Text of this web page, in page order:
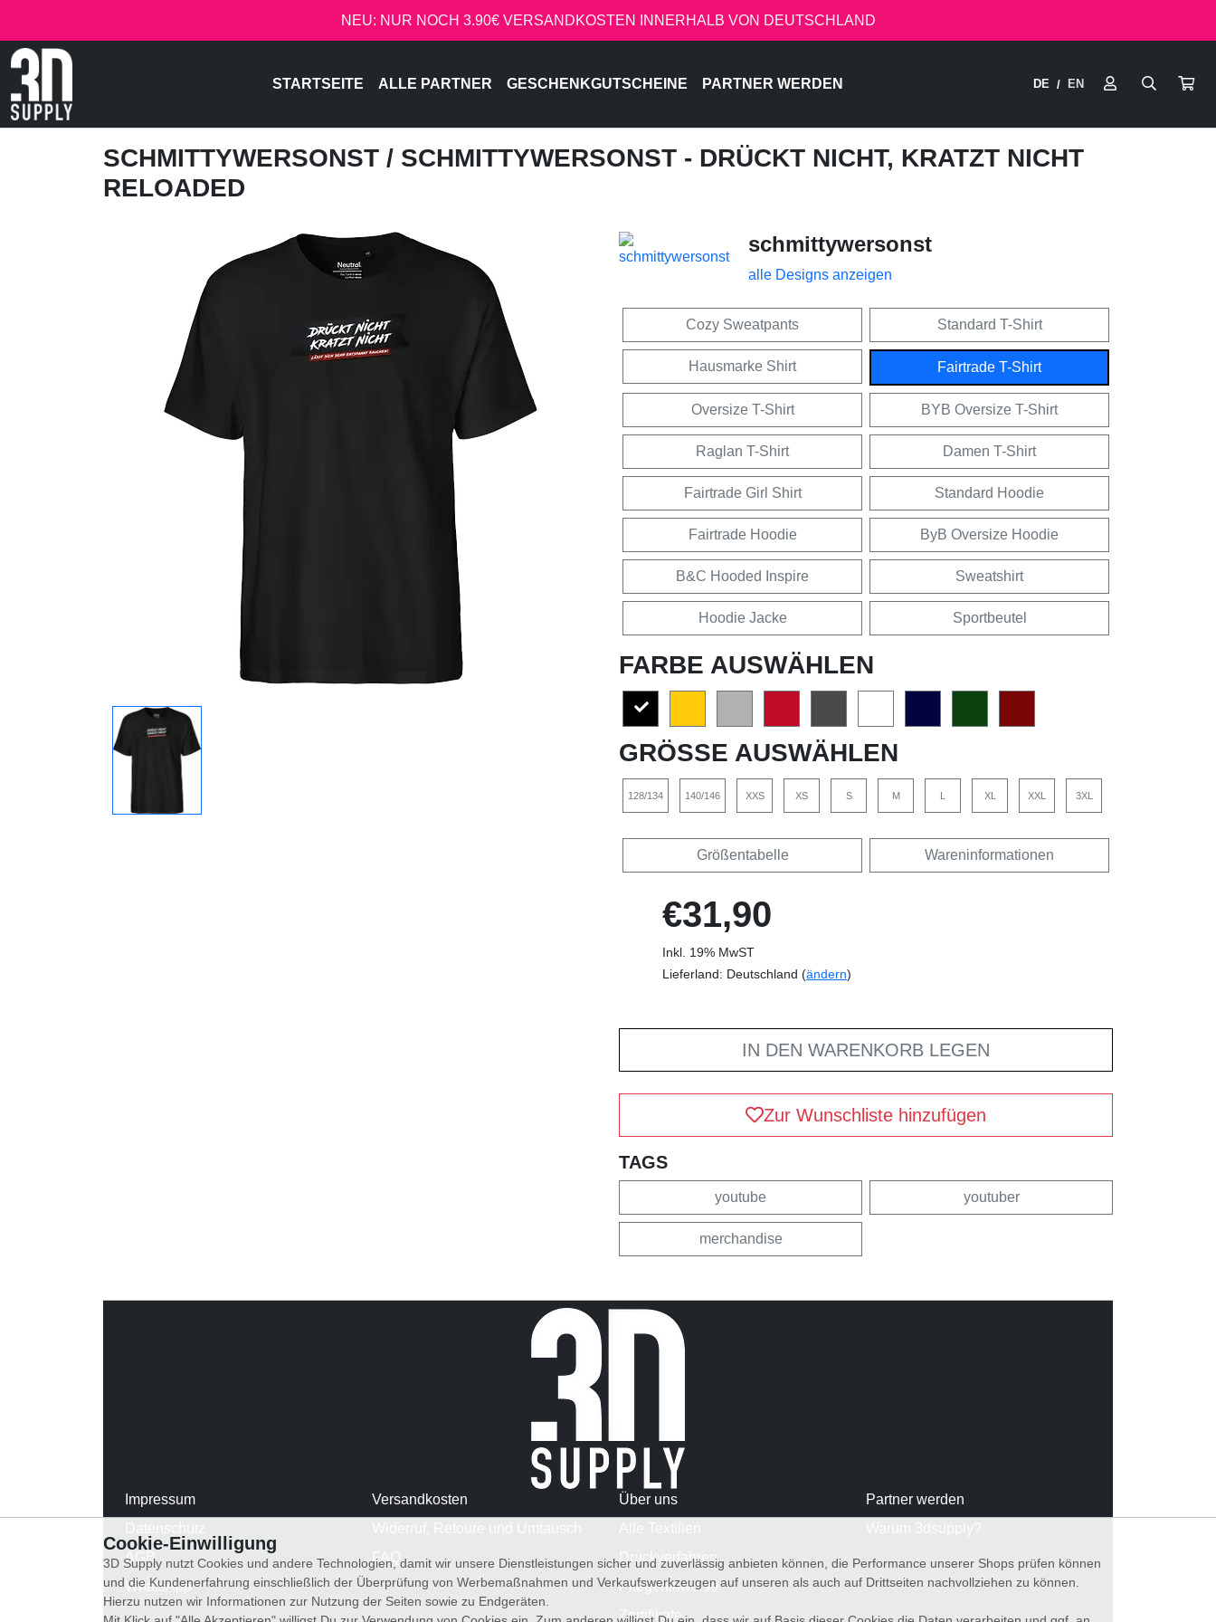
NEU: NUR NOCH 3.90€ VERSANDKOSTEN INNERHALB VON DEUTSCHLAND
STARTSEITE ALLE PARTNER GESCHENKGUTSCHEINE PARTNER WERDEN DE / EN
SCHMITTYWERSONST / SCHMITTYWERSONST - DRÜCKT NICHT, KRATZT NICHT
RELOADED
schmittywersonst
alle Designs anzeigen
Cozy Sweatpants Standard T-Shirt
Hausmarke Shirt Fairtrade T-Shirt
Oversize T-Shirt BYB Oversize T-Shirt
Raglan T-Shirt Damen T-Shirt
Fairtrade Girl Shirt Standard Hoodie
Fairtrade Hoodie ByB Oversize Hoodie
B&C Hooded Inspire Sweatshirt
Hoodie Jacke Sportbeutel
FARBE AUSWÄHLEN
GRÖSSE AUSWÄHLEN
128/134 140/146 XXS XS S M L XL XXL 3XL
Größentabelle Wareninformationen
€31,90
Inkl. 19% MwST
Lieferland: Deutschland (ändern)
IN DEN WARENKORB LEGEN
Zur Wunschliste hinzufügen
TAGS
youtube youtuber
merchandise
Impressum
AGB
WhatsApp
Versandkosten
FAQ
Über uns
Druckverfahren
Pflegehinweise
Zertifikate
Partner werden
Cookie-Einwilligung
3D Supply nutzt Cookies und andere Technologien, damit wir unsere Dienstleistungen sicher und zuverlässig anbieten können, die Performance unserer Shops prüfen können
und die Kundenerfahrung einschließlich der Überprüfung von Werbemaßnahmen und Verkaufswerkzeugen auf unseren als auch auf Drittseiten nachvollziehen zu können.
Hierzu nutzen wir Informationen zur Nutzung der Seiten sowie zu Endgeräten.